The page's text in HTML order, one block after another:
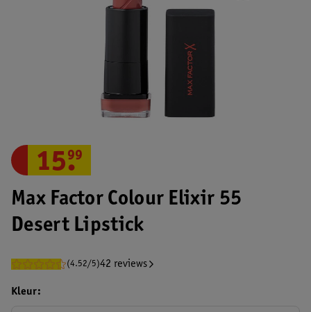
Max Factor Colour Elixir 55
Desert Lipstick
(4.52/5)42 reviews
15.
99
Kleur